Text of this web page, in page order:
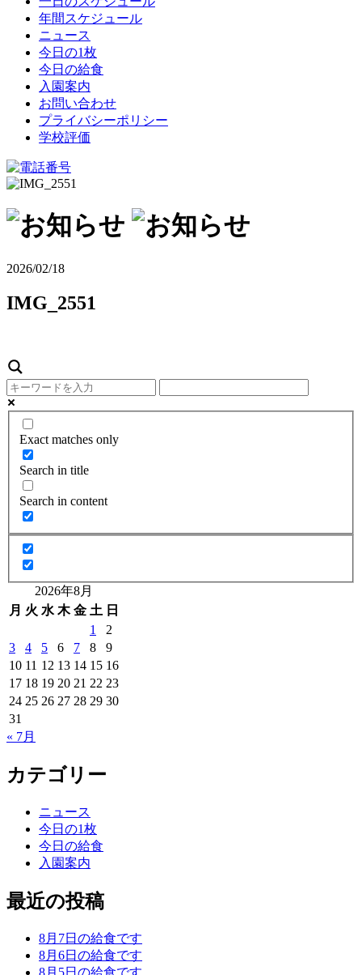
年間スケジュール
ニュース
今日の1枚
今日の給食
入園案内
お問い合わせ
プライバシーポリシー
学校評価
2026/02/18
IMG_2551
Exact matches only
Search in title
Search in content
2026年8月
月 火 水 木 金 土 日
1
2
3
4 5 6 7 8
9
10 11 12 13 14 15 16
17 18 19 20 21 22 23
24 25 26 27 28 29 30
31
« 7月
カテゴリー
ニュース
今日の1枚
今日の給食
入園案内
最近の投稿
8月7日の給食です
8月6日の給食です
8月5日の給食です。